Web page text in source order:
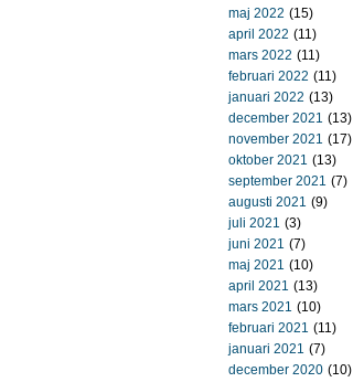
maj 2022 (15)
april 2022 (11)
mars 2022 (11)
februari 2022 (11)
januari 2022 (13)
december 2021 (13)
november 2021 (17)
oktober 2021 (13)
september 2021 (7)
augusti 2021 (9)
juli 2021 (3)
juni 2021 (7)
maj 2021 (10)
april 2021 (13)
mars 2021 (10)
februari 2021 (11)
januari 2021 (7)
december 2020 (10)